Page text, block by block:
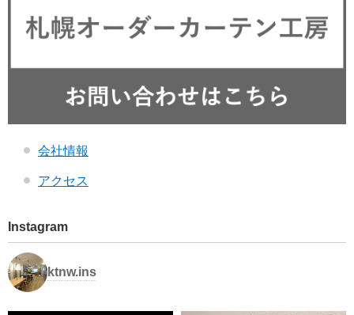
会社情報
アクセス
Instagram
ktnw.ins